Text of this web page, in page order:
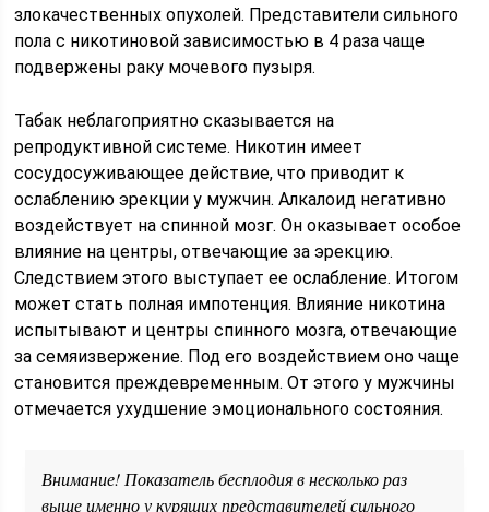
злокачественных опухолей. Представители сильного
пола с никотиновой зависимостью в 4 раза чаще
подвержены раку мочевого пузыря.
Табак неблагоприятно сказывается на
репродуктивной системе. Никотин имеет
сосудосуживающее действие, что приводит к
ослаблению эрекции у мужчин. Алкалоид негативно
воздействует на спинной мозг. Он оказывает особое
влияние на центры, отвечающие за эрекцию.
Следствием этого выступает ее ослабление. Итогом
может стать полная импотенция. Влияние никотина
испытывают и центры спинного мозга, отвечающие
за семяизвержение. Под его воздействием оно чаще
становится преждевременным. От этого у мужчины
отмечается ухудшение эмоционального состояния.
Внимание! Показатель бесплодия в несколько раз
выше именно у курящих представителей сильного